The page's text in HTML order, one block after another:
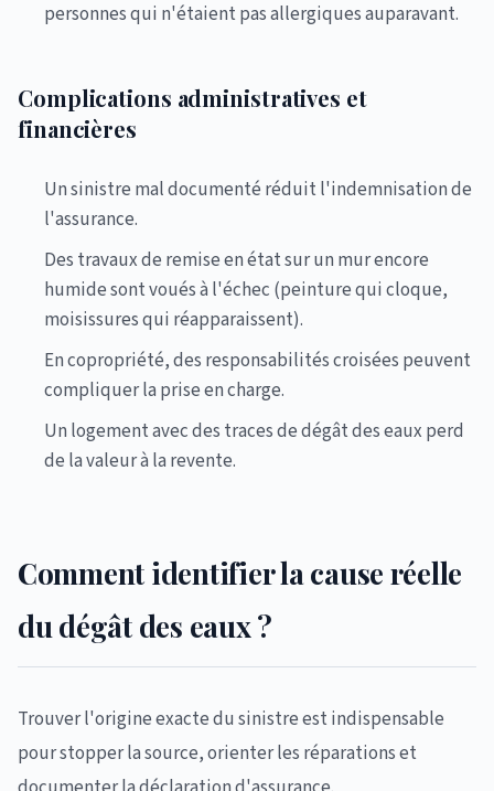
personnes qui n'étaient pas allergiques auparavant.
Complications administratives et
financières
Un sinistre mal documenté réduit l'indemnisation de
l'assurance.
Des travaux de remise en état sur un mur encore
humide sont voués à l'échec (peinture qui cloque,
moisissures qui réapparaissent).
En copropriété, des responsabilités croisées peuvent
compliquer la prise en charge.
Un logement avec des traces de dégât des eaux perd
de la valeur à la revente.
Comment identifier la cause réelle
du dégât des eaux ?
Trouver l'origine exacte du sinistre est indispensable
pour stopper la source, orienter les réparations et